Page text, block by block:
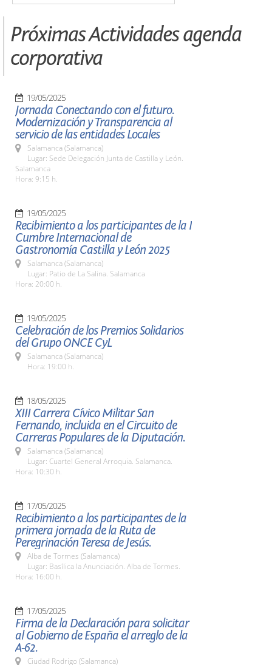
Próximas Actividades agenda
corporativa
19/05/2025
Jornada Conectando con el futuro.
Modernización y Transparencia al
servicio de las entidades Locales
Salamanca (Salamanca)
Lugar: Sede Delegación Junta de Castilla y León.
Salamanca
Hora: 9:15 h.
19/05/2025
Recibimiento a los participantes de la I
Cumbre Internacional de
Gastronomía Castilla y León 2025
Salamanca (Salamanca)
Lugar: Patio de La Salina. Salamanca
Hora: 20:00 h.
19/05/2025
Celebración de los Premios Solidarios
del Grupo ONCE CyL
Salamanca (Salamanca)
Hora: 19:00 h.
18/05/2025
XIII Carrera Cívico Militar San
Fernando, incluida en el Circuito de
Carreras Populares de la Diputación.
Salamanca (Salamanca)
Lugar: Cuartel General Arroquia. Salamanca.
Hora: 10:30 h.
17/05/2025
Recibimiento a los participantes de la
primera jornada de la Ruta de
Peregrinación Teresa de Jesús.
Alba de Tormes (Salamanca)
Lugar: Basílica la Anunciación. Alba de Tormes.
Hora: 16:00 h.
17/05/2025
Firma de la Declaración para solicitar
al Gobierno de España el arreglo de la
A-62.
Ciudad Rodrigo (Salamanca)